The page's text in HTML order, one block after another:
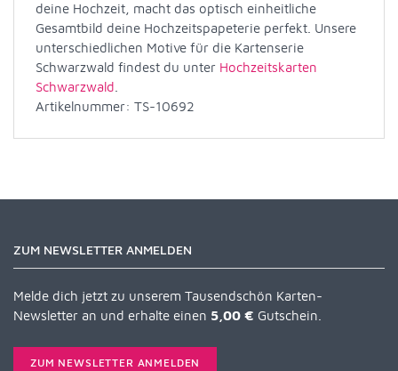
deine Hochzeit, macht das optisch einheitliche
Gesamtbild deine Hochzeitspapeterie perfekt. Unsere
unterschiedlichen Motive für die Kartenserie
Schwarzwald findest du unter Hochzeitskarten
Schwarzwald
Artikelnummer: TS-10692
ZUM NEWSLETTER ANMELDEN
Melde dich jetzt zu unserem Tausendschön Karten-
Newsletter an und erhalte einen 5,00 € Gutschein.
ZUM NEWSLETTER ANMELDEN